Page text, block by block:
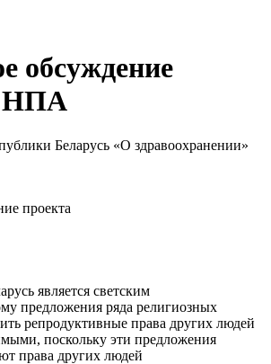
обсуждение
НПА
Беларусь «О здравоохранении»
проекта
является светским
предложения ряда религиозных
репродуктивные права других людей
поскольку эти предложения
права других людей